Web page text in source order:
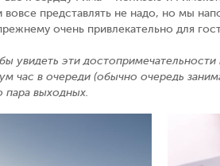
вовсе представлять не надо, но мы
очень привлекательно для
увидеть эти
час в очереди (обычно очередь
пара выходных.